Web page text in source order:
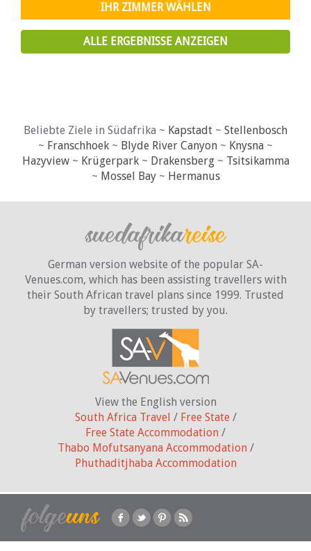
IHR ZIMMER WÄHLEN
ALLE ERGEBNISSE ANZEIGEN
Beliebte Ziele in Südafrika ~ Kapstadt ~ Stellenbosch
~ Franschhoek ~ Blyde River Canyon ~ Knysna ~
Hazyview~ Krügerpark~ Drakensberg~ Tsitsikamma
~ Mossel Bay~ Hermanus
German version website of the popular SA-
Venues.com, which has been assisting travellers with
their South African travel plans since 1999. Trusted
by travellers; trusted by you.
View the English version
South Africa Travel / Free State/
Free State Accommodation /
Thabo Mofutsanyana Accommodation/
Phuthaditjhaba Accommodation